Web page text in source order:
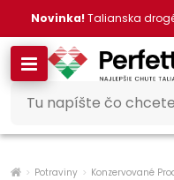
Novinka! Talianska
Potraviny Konzervované